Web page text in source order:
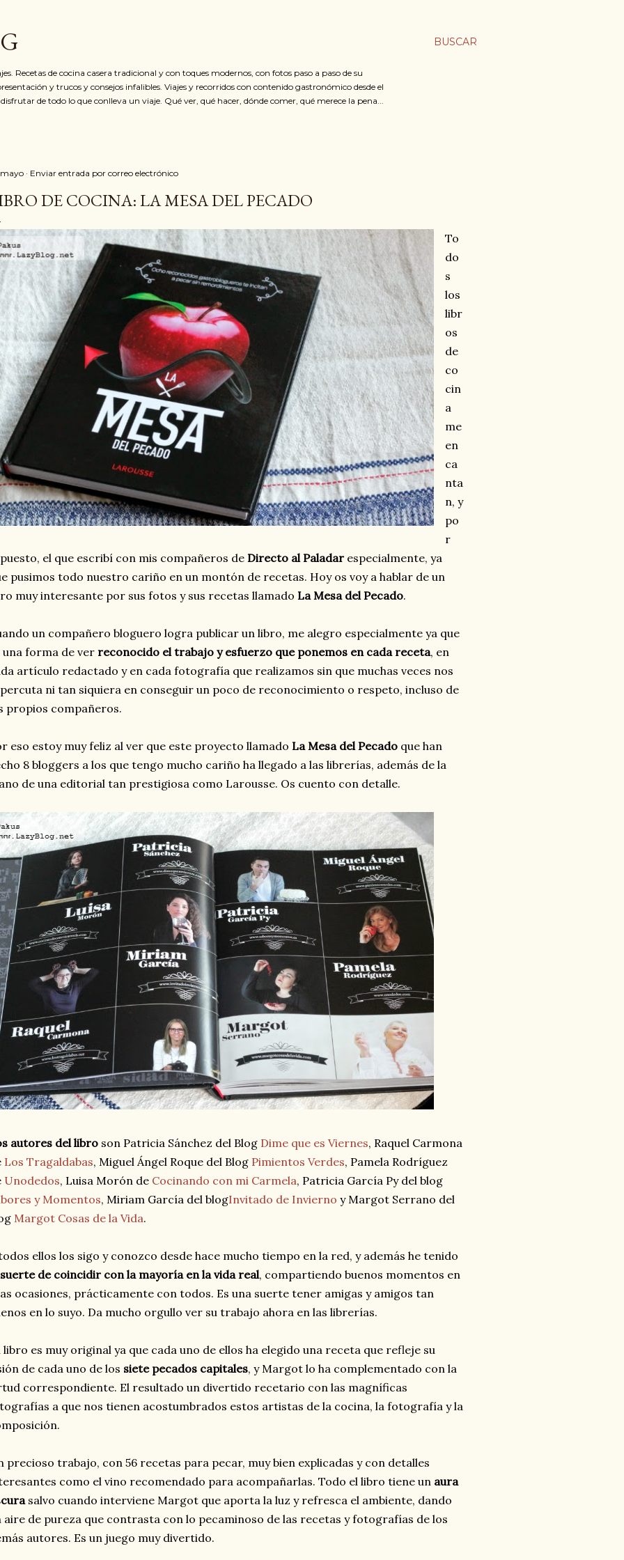
BUSCAR
Recetas de cocina casera tradicional y con toques modernos, con fotos paso a paso de su
y trucos y consejos infalibles. Viajes y recorridos con contenido gastronómico desde el
de todo lo que conlleva un viaje. Qué ver, qué hacer, dónde comer, qué merece la pena...
Enviar entrada por correo electrónico
DE COCINA: LA MESA DEL PECADO
To
do
s
los
libr
os
de
co
cin
a
me
en
ca
nta
n, y
po
r
el que escribí con mis compañeros de Directo al Paladar especialmente, ya
pusimos todo nuestro cariño en un montón de recetas. Hoy os voy a hablar de un
muy interesante por sus fotos y sus recetas llamado La Mesa del Pecado.
un compañero bloguero logra publicar un libro, me alegro especialmente ya que
una forma de ver reconocido el trabajo y esfuerzo que ponemos en cada receta, en
artículo redactado y en cada fotografía que realizamos sin que muchas veces nos
ni tan siquiera en conseguir un poco de reconocimiento o respeto, incluso de
propios compañeros.
eso estoy muy feliz al ver que este proyecto llamado La Mesa del Pecado que han
8 bloggers a los que tengo mucho cariño ha llegado a las librerías, además de la
de una editorial tan prestigiosa como Larousse. Os cuento con detalle.
autores del libro son Patricia Sánchez del Blog Dime que es Viernes, Raquel Carmona
Los Tragaldabas, Miguel Ángel Roque del Blog Pimientos Verdes, Pamela Rodríguez
Unodedos, Luisa Morón de Cocinando con mi Carmela, Patricia García Py del blog
y Momentos, Miriam García del blogInvitado de Invierno y Margot Serrano del
Margot Cosas de la Vida.
ellos los sigo y conozco desde hace mucho tiempo en la red, y además he tenido
de coincidir con la mayoría en la vida real, compartiendo buenos momentos en
ocasiones, prácticamente con todos. Es una suerte tener amigas y amigos tan
en lo suyo. Da mucho orgullo ver su trabajo ahora en las librerías.
libro es muy original ya que cada uno de ellos ha elegido una receta que refleje su
de cada uno de los siete pecados capitales, y Margot lo ha complementado con la
correspondiente. El resultado un divertido recetario con las magníficas
a que nos tienen acostumbrados estos artistas de la cocina, la fotografía y la
precioso trabajo, con 56 recetas para pecar, muy bien explicadas y con detalles
como el vino recomendado para acompañarlas. Todo el libro tiene un aura
salvo cuando interviene Margot que aporta la luz y refresca el ambiente, dando
aire de pureza que contrasta con lo pecaminoso de las recetas y fotografías de los
autores. Es un juego muy divertido.